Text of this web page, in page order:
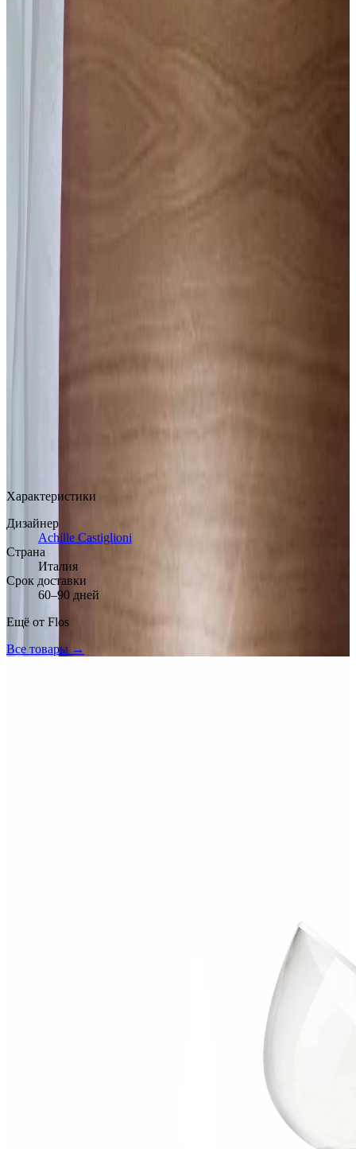
Характеристики
Дизайнер
Achille Castiglioni
Страна
Италия
Срок доставки
60–90 дней
Ещё от Flos
Все товары →